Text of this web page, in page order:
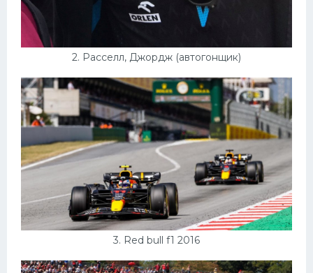
2. Расселл, Джордж (автогонщик)
3. Red bull f1 2016